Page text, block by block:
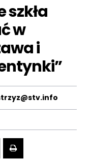
szkła
w
i